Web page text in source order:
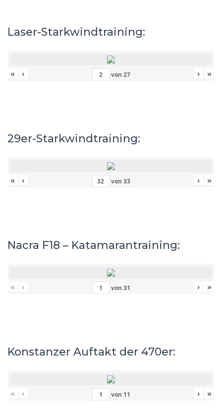
Laser-Starkwindtraining:
« ‹ von 27 › »
29er-Starkwindtraining:
« ‹ von 33 › »
Nacra F18 – Katamarantraining:
« ‹ von 31 › »
Konstanzer Auftakt der 470er:
« ‹ von 11 › »